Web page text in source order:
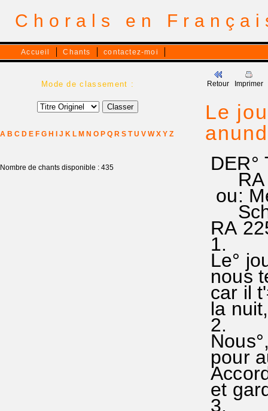
Chorals en
Accueil Chants contactez-moi
Mode de classement :
A B C D E F G H J K L M N O P Q R S T U V W X Y Z
Nombre de chants disponible : 435
Retour Imprimer
Le
DER°
RA
ou:
RA
1.
Le°
nous
car il
la
2.
pour
et
3.